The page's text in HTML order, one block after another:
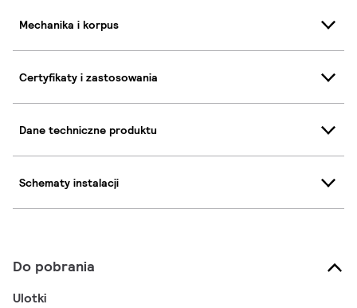
Mechanika i korpus
Certyfikaty i zastosowania
Dane techniczne produktu
Schematy instalacji
Do pobrania
Ulotki